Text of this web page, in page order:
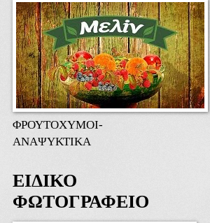
ΦΡΟΥΤΟΧΥΜΟΙ-
ΑΝΑΨΥΚΤΙΚΑ
ΕΙΔΙΚΟ
ΦΩΤΟΓΡΑΦΕΙΟ